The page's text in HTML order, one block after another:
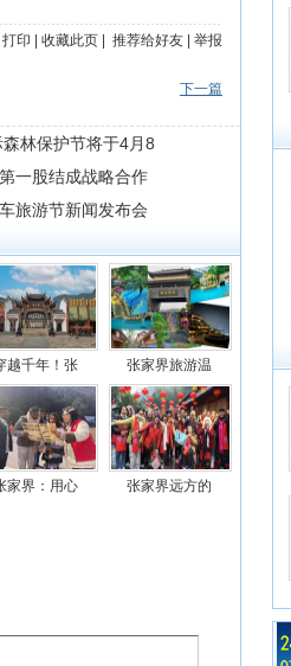
打印 收藏此页 推荐给好友 举报
下一篇
林保护节将于4月8
一股结成战略合作
旅游节新闻发布会
越千年！张 张家界旅游温
家界：用心 张家界远方的